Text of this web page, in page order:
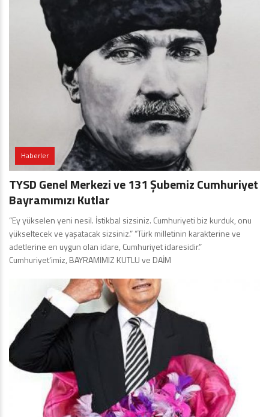
Haberler
TYSD Genel Merkezi ve 131 Şubemiz Cumhuriyet
Bayramımızı Kutlar
“Ey yükselen yeni nesil. İstikbal sizsiniz. Cumhuriyeti biz kurduk, onu
yükseltecek ve yaşatacak sizsiniz.” “Türk milletinin karakterine ve
adetlerine en uygun olan idare, Cumhuriyet idaresidir.”
Cumhuriyet’imiz, BAYRAMIMIZ KUTLU ve DAİM